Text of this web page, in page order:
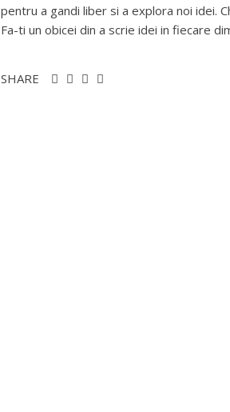
pentru a gandi liber si a explora noi idei.
Fa-ti un obicei din a scrie idei in fiecare
SHARE